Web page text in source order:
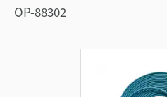
OP-88302